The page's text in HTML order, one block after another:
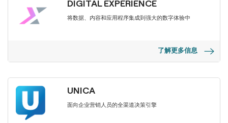
DIGITAL EXPERIENCE
将数据、内容和应用程序集成到强大的数字体验中
了解更多信息
UNICA
面向企业营销人员的全渠道决策引擎